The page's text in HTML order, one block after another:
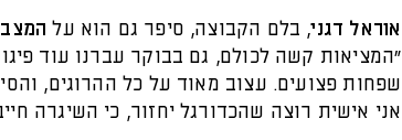
אוראל דגני, בלם הקבוצה, סיפר גם הוא על המצב
"המציאות קשה לכולם, גם בבוקר עברנו עוד
שפחות פצועים. עצוב מאוד על כל ההרוגים,
אני אישית רוצה שהכדורגל יחזור, כי השיגרה